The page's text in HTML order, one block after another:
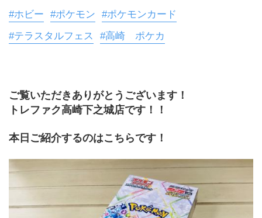
#ホビー #ポケモン
#ポケモンカード
#テラスタルフェス
#高崎 ポケカ
ご覧いただきありがとうございます！
トレファク高崎下之城店です！！
本日ご紹介するのはこちらです！